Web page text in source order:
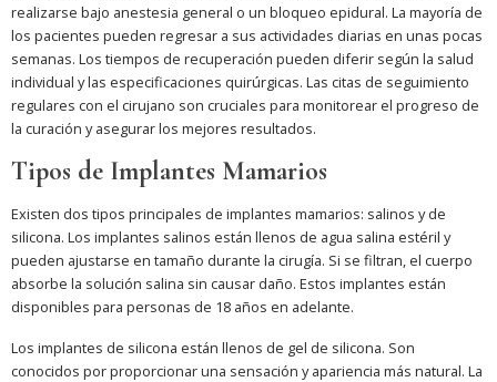
realizarse bajo anestesia general o un bloqueo epidural. La mayoría de
los pacientes pueden regresar a sus actividades diarias en unas pocas
semanas. Los tiempos de recuperación pueden diferir según la salud
individual y las especificaciones quirúrgicas. Las citas de seguimiento
regulares con el cirujano son cruciales para monitorear el progreso de
la curación y asegurar los mejores resultados.
Tipos de Implantes Mamarios
Existen dos tipos principales de implantes mamarios: salinos y de
silicona. Los implantes salinos están llenos de agua salina estéril y
pueden ajustarse en tamaño durante la cirugía. Si se filtran, el cuerpo
absorbe la solución salina sin causar daño. Estos implantes están
disponibles para personas de 18 años en adelante.
Los implantes de silicona están llenos de gel de silicona. Son
conocidos por proporcionar una sensación y apariencia más natural. La